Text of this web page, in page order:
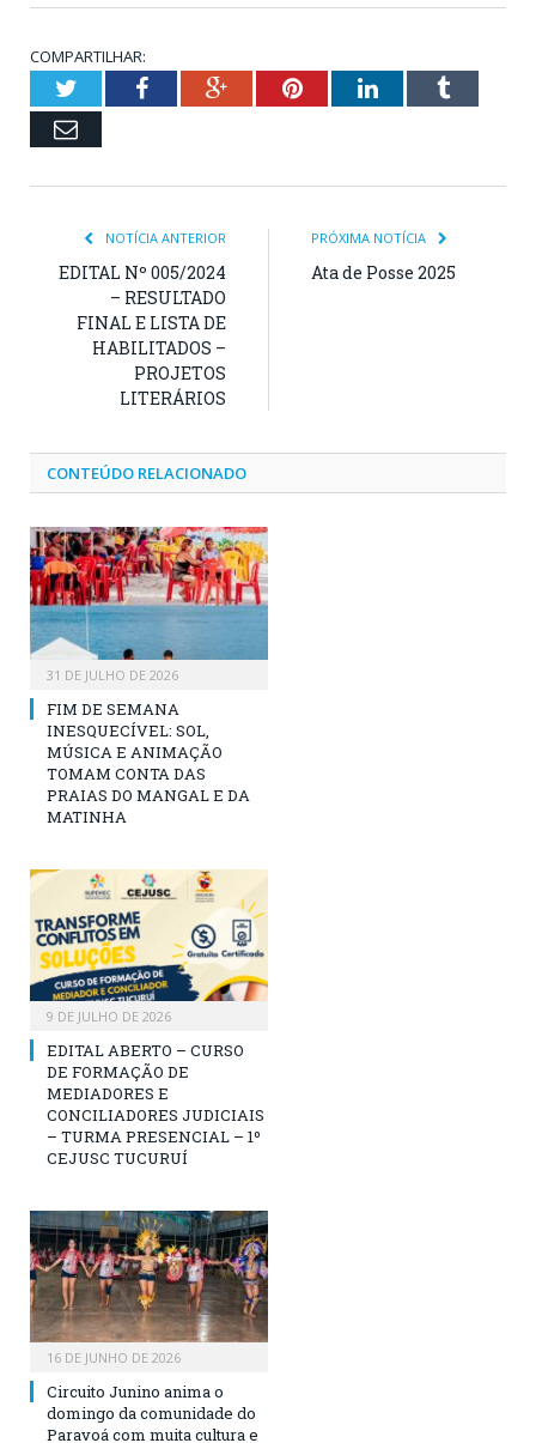
COMPARTILHAR:
TwitterFacebookGoogle+PinterestLinkedInTumblr
Email
NOTÍCIA ANTERIOR
EDITAL Nº 005/2024
– RESULTADO
FINAL E LISTA DE
HABILITADOS –
PROJETOS
LITERÁRIOS
PRÓXIMA NOTÍCIA
Ata de Posse 2025
CONTEÚDO RELACIONADO
31 DE JULHO DE 2026
FIM DE SEMANA
INESQUECÍVEL: SOL,
MÚSICA E ANIMAÇÃO
TOMAM CONTA DAS
PRAIAS DO MANGAL E DA
MATINHA
9 DE JULHO DE 2026
EDITAL ABERTO – CURSO
DE FORMAÇÃO DE
MEDIADORES E
CONCILIADORES JUDICIAIS
– TURMA PRESENCIAL – 1º
CEJUSC TUCURUÍ
16 DE JUNHO DE 2026
Circuito Junino anima o
domingo da comunidade do
Paravoá com muita cultura e